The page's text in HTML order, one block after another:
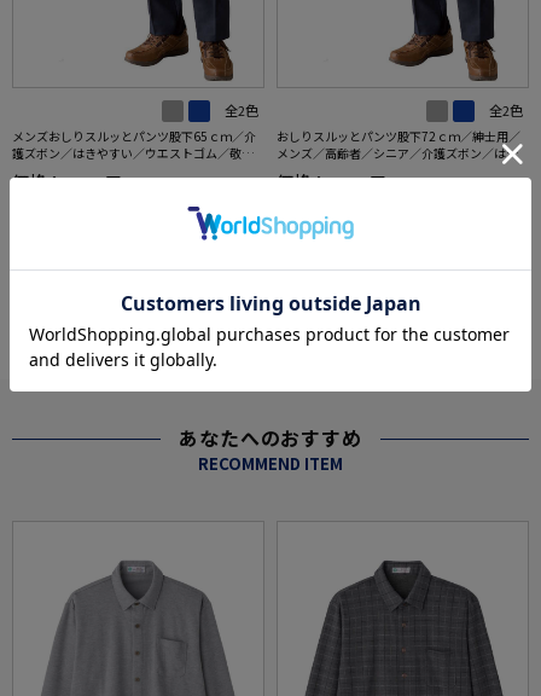
全2色
メンズおしりスルッとパンツ股下65ｃｍ／介
護ズボン／はきやすい／ウエストゴム／敬老
の日／ギフト／プレゼント【CF】
価格：6,138円 (税込)
全2色
おしりスルッとパンツ股下72ｃｍ／紳士用／
メンズ／高齢者／シニア／介護ズボン／はき
やすい／ウエストゴム／敬老の日／ギフト／
価格：6,138円 (税込)
more
あなたへのおすすめ
RECOMMEND ITEM